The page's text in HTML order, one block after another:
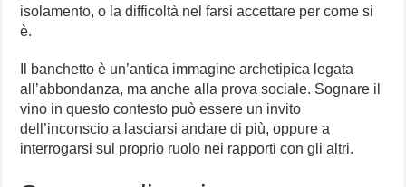
isolamento, o la difficoltà nel farsi accettare per come si
è.
Il banchetto è un’antica immagine archetipica legata
all’abbondanza, ma anche alla prova sociale. Sognare il
vino in questo contesto può essere un invito
dell’inconscio a lasciarsi andare di più, oppure a
interrogarsi sul proprio ruolo nei rapporti con gli altri.